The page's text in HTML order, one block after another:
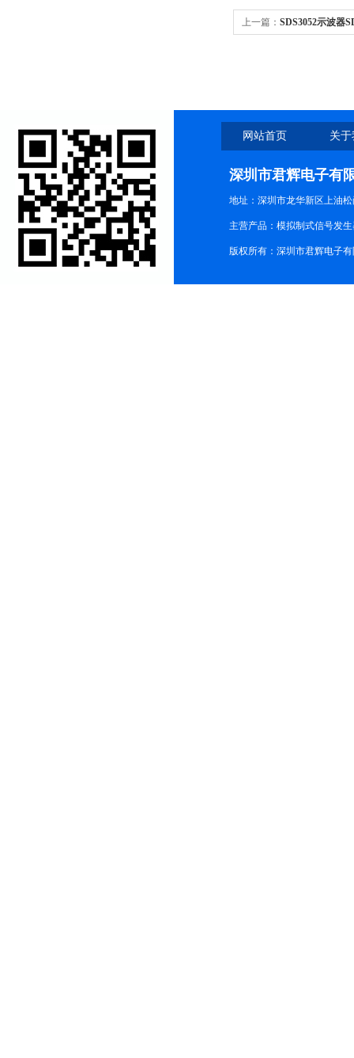
上一篇： SDS3052示波器
网站首页 关
深圳市君辉电子有
地址：深圳市龙华新区上油松
主营产品：模拟制式信号发
版权所有：深圳市君辉电子